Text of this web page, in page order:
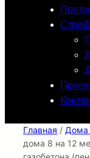
Главная / Дома
дома 8 на 12